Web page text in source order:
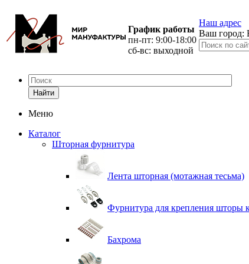
График работы
пн-пт: 9:00-18:00
сб-вс: выходной
Наш адрес
Ваш город:
Найти
Меню
Каталог
Шторная фурнитура
Лента шторная (мотажная тесьма)
Фурнитура для крепления шторы
Бахрома